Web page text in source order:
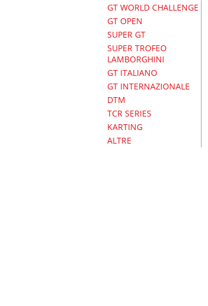
GT WORLD CHALLENGE
GT OPEN
SUPER GT
SUPER TROFEO
LAMBORGHINI
GT ITALIANO
GT INTERNAZIONALE
DTM
TCR SERIES
KARTING
ALTRE